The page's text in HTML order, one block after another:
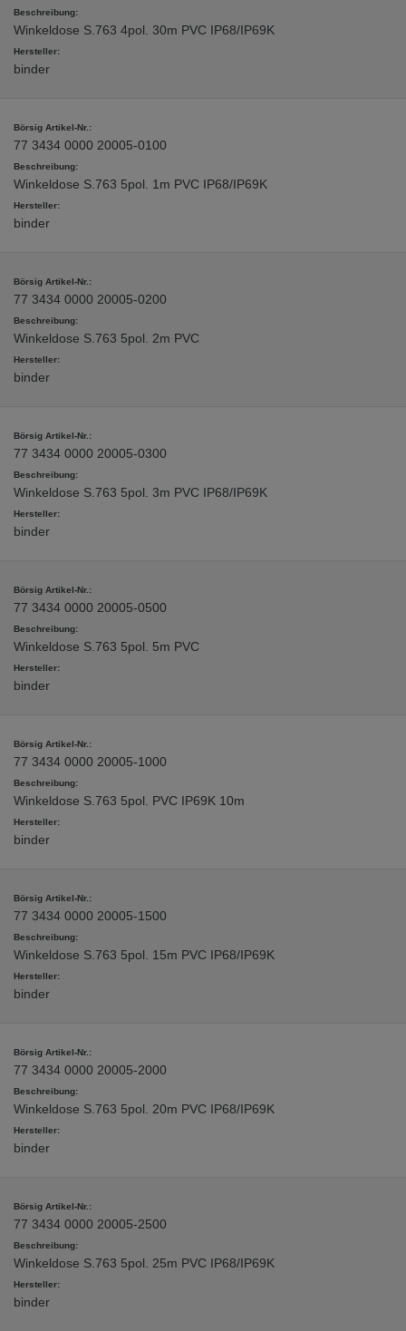
Winkeldose S.763 4pol. 30m PVC IP68/IP69K
binder
77 3434 0000 20005-0100
Winkeldose S.763 5pol. 1m PVC IP68/IP69K
binder
77 3434 0000 20005-0200
Winkeldose S.763 5pol. 2m PVC
binder
77 3434 0000 20005-0300
Winkeldose S.763 5pol. 3m PVC IP68/IP69K
binder
77 3434 0000 20005-0500
Winkeldose S.763 5pol. 5m PVC
binder
77 3434 0000 20005-1000
Winkeldose S.763 5pol. PVC IP69K 10m
binder
77 3434 0000 20005-1500
Winkeldose S.763 5pol. 15m PVC IP68/IP69K
binder
77 3434 0000 20005-2000
Winkeldose S.763 5pol. 20m PVC IP68/IP69K
binder
77 3434 0000 20005-2500
Winkeldose S.763 5pol. 25m PVC IP68/IP69K
binder